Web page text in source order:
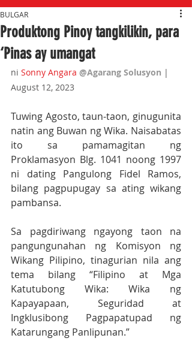
Produktong Pinoy tangkilikin, para
‘Pinas ay umangat
BULGAR
ni Sonny Angara @Agarang Solusyon |
August 12, 2023
Tuwing Agosto, taun-taon, ginugunita
natin ang Buwan ng Wika. Naisabatas
ito sa pamamagitan ng
Proklamasyon Blg. 1041 noong 1997
ni dating Pangulong Fidel Ramos,
bilang pagpupugay sa ating wikang
pambansa.
Sa pagdiriwang ngayong taon na
pangungunahan ng Komisyon ng
Wikang Pilipino, tinagurian nila ang
tema bilang “Filipino at Mga
Katutubong Wika: Wika ng
Kapayapaan, Seguridad at
Ingklusibong Pagpapatupad ng
Katarungang Panlipunan.”